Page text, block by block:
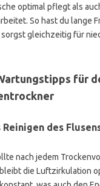
optimal pflegt als
So hast du lange
sorgst gleichzeitig für
für
des
nach jedem
die Luftzirkulation